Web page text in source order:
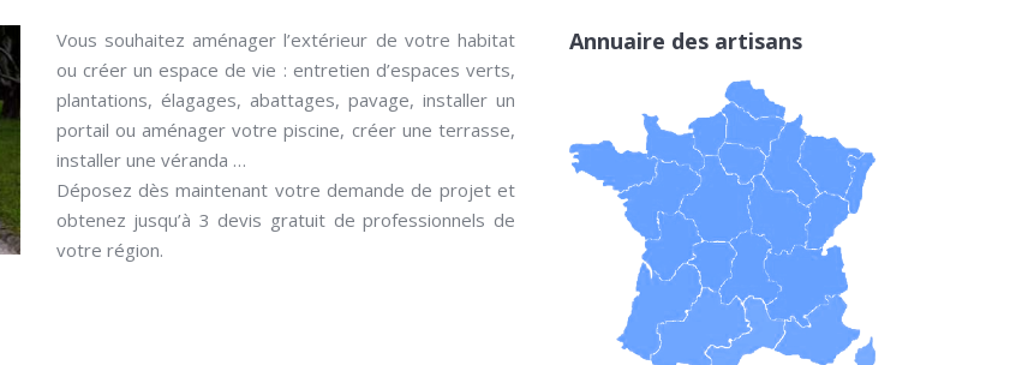
Vous souhaitez aménager l’extérieur de votre habitat
ou créer un espace de vie : entretien d’espaces verts,
plantations, élagages, abattages, pavage, installer un
portail ou aménager votre piscine, créer une terrasse,
installer une véranda …
Déposez dès maintenant votre demande de projet et
obtenez jusqu’à 3 devis gratuit de professionnels de
votre région.
Annuaire des artisans